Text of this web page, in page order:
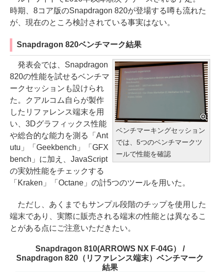
時期、8コア版のSnapdragon 820が登場する噂も流れた
が、現在のところ検討されている事実はない。
Snapdragon 820ベンチマーク結果
ベンチマーキングセッション
では、5つのベンチマークツ
ールで性能を確認
発表会では、Snapdragon
820の性能を試せるベンチマ
ークセッションも設けられ
た。クアルコム自らが製作
したリファレンス端末を用
い、3Dグラフィックス性能
や総合的な能力を測る「Ant
utu」「Geekbench」「GFX
bench」に加え、JavaScript
の実効性能をチェックする
「Kraken」「Octane」の計5つのツールを用いた。
ただし、あくまでもサンプル段階のチップを使用した
端末であり、実際に販売される端末の性能とは異なるこ
とがある点にご注意いただきたい。
Snapdragon 810(ARROWS NX F-04G） /
Snapdragon 820（リファレンス端末）ベンチマーク
結果